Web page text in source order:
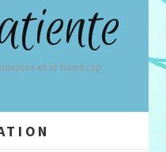
et le handicap